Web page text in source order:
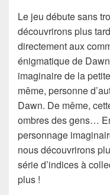
Le jeu débute sans
découvrirons plus
directement aux
énigmatique de
imaginaire de la
même, personne
Dawn. De même,
ombres des gens…
personnage
nous découvrirons
série d’indices à
plus !